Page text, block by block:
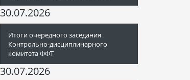
30.07.2026
Итоги очередного заседания
Контрольно-дисциплинарного
комитета ФФТ
30.07.2026